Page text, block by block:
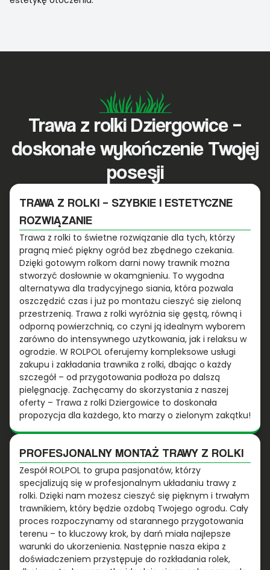
Trawa z rolki Dziergowice –
doskonałe wykończenie Twojej
posesji
TRAWA Z ROLKI – SZYBKIE I ESTETYCZNE
ROZWIĄZANIE
Trawa z rolki to świetne rozwiązanie dla tych, którzy
pragną mieć piękny ogród bez zbędnego czekania.
Dzięki gotowym rolkom darni nowy trawnik można
stworzyć dosłownie w okamgnieniu. To wygodna
alternatywa dla tradycyjnego siania, która pozwala
oszczędzić czas i już po montażu cieszyć się zieloną
przestrzenią. Trawa z rolki wyróżnia się gęstą, równą i
odporną powierzchnią, co czyni ją idealnym wyborem
zarówno do intensywnego użytkowania, jak i relaksu w
ogrodzie. W ROLPOL oferujemy kompleksowe usługi
zakupu i zakładania trawnika z rolki, dbając o każdy
szczegół – od przygotowania podłoża po dalszą
pielęgnację. Zachęcamy do skorzystania z naszej
oferty – Trawa z rolki Dziergowice to doskonała
propozycja dla każdego, kto marzy o zielonym zakątku!
PROFESJONALNY MONTAŻ TRAWY Z ROLKI
Zespół ROLPOL to grupa pasjonatów, którzy
specjalizują się w profesjonalnym układaniu trawy z
rolki. Dzięki nam możesz cieszyć się pięknym i trwałym
trawnikiem, który będzie ozdobą Twojego ogrodu. Cały
proces rozpoczynamy od starannego przygotowania
terenu – to kluczowy krok, by darń miała najlepsze
warunki do ukorzenienia. Następnie nasza ekipa z
doświadczeniem przystępuje do rozkładania rolek,